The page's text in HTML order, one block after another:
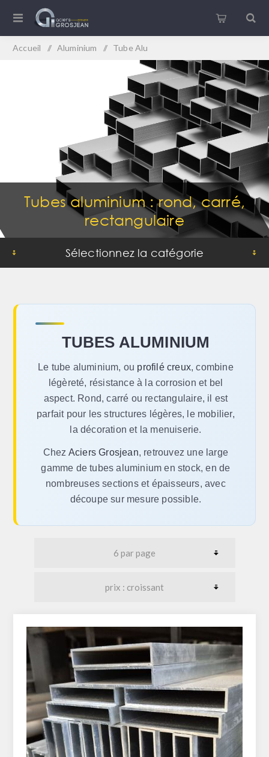
Accueil / Aluminium / Tube Alu
Tubes aluminium : rond, carré,
rectangulaire
Sélectionnez la catégorie
TUBES ALUMINIUM
Le tube aluminium, ou profilé creux, combine
légèreté, résistance à la corrosion et bel
aspect. Rond, carré ou rectangulaire, il est
parfait pour les structures légères, le mobilier,
la décoration et la menuiserie.
Chez Aciers Grosjean, retrouvez une large
gamme de tubes aluminium en stock, en de
nombreuses sections et épaisseurs, avec
découpe sur mesure possible.